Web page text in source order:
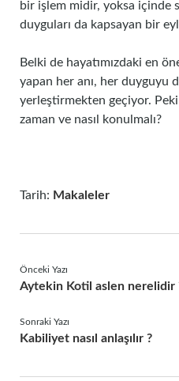
bir işlem midir, yoksa içinde
duyguları da kapsayan bir
Belki de hayatımızdaki en
yapan her anı, her duyguyu
yerleştirmekten geçiyor. Peki
zaman ve nasıl konulmalı?
Tarih: Makaleler
Önceki Yazı
Aytekin Kotil aslen nerelidir
Sonraki Yazı
Kabiliyet nasıl anlaşılır ?